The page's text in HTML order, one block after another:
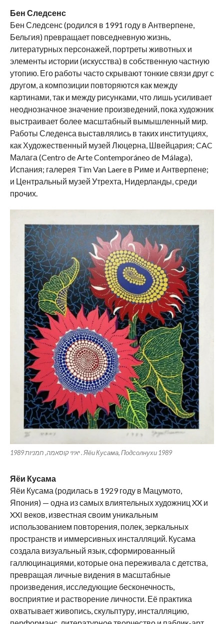
Бен Следсенс
Бен Следсенс (родился в 1991 году в Антверпене,
Бельгия) превращает повседневную жизнь,
литературных персонажей, портреты животных и
элементы истории (искусства) в собственную частную
утопию. Его работы часто скрывают тонкие связи друг с
другом, а композиции повторяются как между
картинами, так и между рисунками, что лишь усиливает
неоднозначное значение произведений, пока художник
выстраивает более масштабный вымышленный мир.
Работы Следенса выставлялись в таких институциях,
как Художественный музей Люцерна, Швейцария; CAC
Малага (Centro de Arte Contemporáneo de Málaga),
Испания; галерея Tim Van Laere в Риме и Антверпене;
и Центральный музей Утрехта, Нидерланды, среди
прочих.
יאיוי קוסאמה, חמניות 1989 . Яёи Кусама, Подсолнухи 1989
Яёи Кусама
Яёи Кусама (родилась в 1929 году в Мацумото,
Япония) — одна из самых влиятельных художниц XX и
XXI веков, известная своим уникальным
использованием повторения, полек, зеркальных
пространств и иммерсивных инсталляций. Кусама
создала визуальный язык, сформированный
галлюцинациями, которые она переживала с детства,
превращая личные видения в масштабные
произведения, исследующие бесконечность,
восприятие и растворение личности. Её практика
охватывает живопись, скульптуру, инсталляцию,